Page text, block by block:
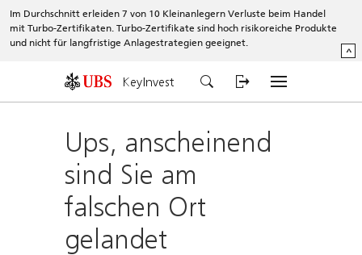
Im Durchschnitt erleiden 7 von 10 Kleinanlegern Verluste beim Handel
mit Turbo-Zertifikaten. Turbo-Zertifikate sind hoch risikoreiche Produkte
und nicht für langfristige Anlagestrategien geeignet.
^
KeyInvest
Ups, anscheinend
sind Sie am
falschen Ort
gelandet